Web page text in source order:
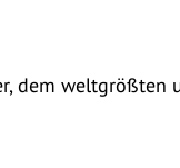
dem weltgrößten